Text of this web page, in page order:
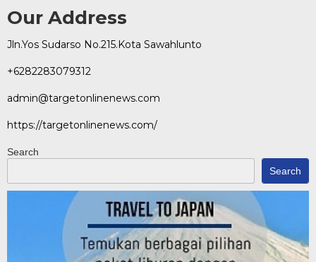
Our Address
Jln.Yos Sudarso No.215.Kota Sawahlunto
+6282283079312
admin@targetonlinenews.com
https://targetonlinenews.com/
Search
Search